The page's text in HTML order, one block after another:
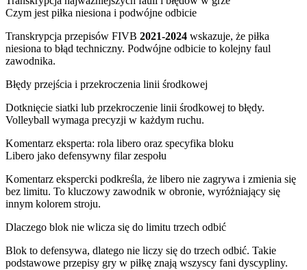
Czym jest piłka niesiona i podwójne odbicie
Transkrypcja przepisów FIVB 2021-2024 wskazuje, że piłka
niesiona to błąd techniczny. Podwójne odbicie to kolejny faul
zawodnika.
Błędy przejścia i przekroczenia linii środkowej
Dotknięcie siatki lub przekroczenie linii środkowej to błędy.
Volleyball wymaga precyzji w każdym ruchu.
Komentarz eksperta: rola libero oraz specyfika bloku
Libero jako defensywny filar zespołu
Komentarz ekspercki podkreśla, że libero nie zagrywa i zmienia się
bez limitu. To kluczowy zawodnik w obronie, wyróżniający się
innym kolorem stroju.
Dlaczego blok nie wlicza się do limitu trzech odbić
Blok to defensywa, dlatego nie liczy się do trzech odbić. Takie
podstawowe przepisy gry w piłkę znają wszyscy fani dyscypliny.